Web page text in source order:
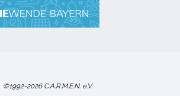
©1992-2026 C.A.R.M.E.N. e.V.